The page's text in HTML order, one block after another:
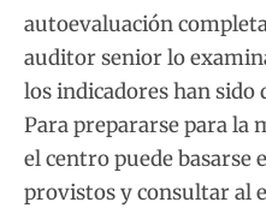
autoevaluación
auditor senior lo
los indicadores han
Para prepararse para la
el centro puede basarse
provistos y consultar al